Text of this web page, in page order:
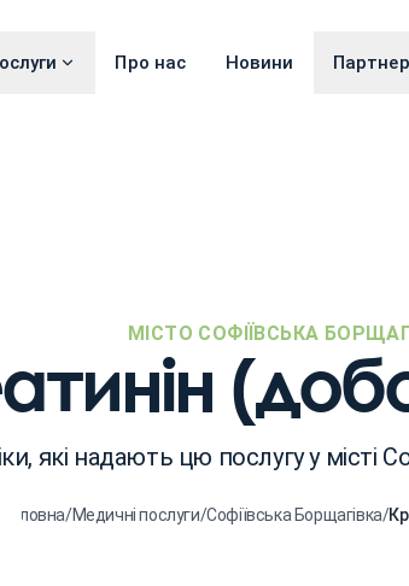
Про нас Новини
МІСТО СОФІЇВСЬКА
які надають цю послугу у місті
Головна/Медичні послуги/Софіївська Борщагівка/